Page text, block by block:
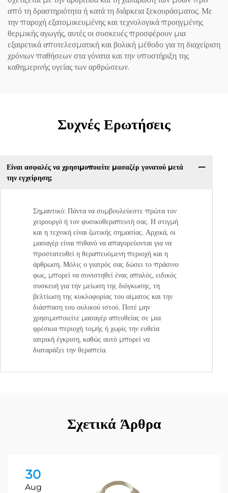
από τη δραστηριότητα ή κατά τη διάρκεια ξεκουράσματος. Με
την παροχή εξατομικευμένης και τεχνολογικά προηγμένης
θερμικής αγωγής, αυτές οι συσκευές προσφέρουν μια
εξαιρετικά αποτελεσματική και βολική μέθοδο για τη διαχείριση
χρόνιων παθήσεων στα γόνατα και την υποστήριξη της
καθημερινής υγείας των αρθρώσεων.
Συχνές Ερωτήσεις
Είναι ασφαλές να χρησιμοποιείτε μασαζέρ γονατού μετά
την εγχείρηση;
Σημαντικό: Πάντα να συμβουλεύεστε πρώτα τον
χειρουργό ή τον φυσικοθεραπευτή σας. Η στιγμή
και η τεχνική είναι ζωτικής σημασίας. Αρχικά, οι
μασαγέρ είναι πιθανό να απαγορεύονται για να
προστατευθεί η θεραπευόμενη περιοχή και η
άρθρωση. Μόλις ο γιατρός σας δώσει το πράσινο
φως, μπορεί να συνιστηθεί ένας απαλός, ειδικός
συσκευή για την μείωση της διόγκωσης, τη
βελτίωση της κυκλοφορίας του αίματος και την
διάσπαση του ουλικού ιστού. Ποτέ μην
χρησιμοποιείτε μασαγέρ απευθείας σε μια
φρέσκια περιοχή τομής ή χωρίς την ευθεία
ιατρική έγκριση, καθώς αυτό μπορεί να
διαταράξει την θεραπεία.
Σχετικά Άρθρα
30
Aug